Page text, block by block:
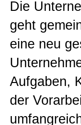
Presse-
Kontakt
Newsletter
Die
geht
eine neu
Aufgaben,
der